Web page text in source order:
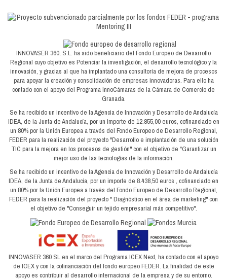
INNOVASER 360, S.L. ha sido beneficiario del Fondo Europeo de Desarrollo
Regional cuyo objetivo es Potenciar la investigación, el desarrollo tecnológico y la
innovación, y gracias al que ha implantado una consultoría de mejora de procesos
para apoyar la creación y consolidación de empresas innovadoras. Para ello ha
contado con el apoyo del Programa InnoCámaras de la Cámara de Comercio de
Granada.
Se ha recibido un incentivo de la Agencia de Innovación y Desarrollo de Andalucía
IDEA, de la Junta de Andalucía, por un importe de 12.855,00 euros, cofinanciado en
un 80% por la Unión Europea a través del Fondo Europeo de Desarrollo Regional,
FEDER para la realización del proyecto "Desarrollo e implantación de una solución
TIC para la mejora en los procesos de gestión" con el objetivo de “Garantizar un
mejor uso de las tecnologías de la información.
Se ha recibido un incentivo de la Agencia de Innovación y Desarrollo de Andalucía
IDEA, de la Junta de Andalucía, por un importe de 8.438,50 euros , cofinanciado en
un 80% por la Unión Europea a través del Fondo Europeo de Desarrollo Regional,
FEDER para la realización del proyecto " Diagnóstico en el área de marketing" con
el objetivo de "Conseguir un tejido empresarial más competitivo".
INNOVASER 360 SL en el marco del Programa ICEX Next, ha contado con el apoyo
de ICEX y con la cofinanciación del fondo europeo FEDER. La finalidad de este
apoyo es contribuir al desarrollo internacional de la empresa y de su entorno.